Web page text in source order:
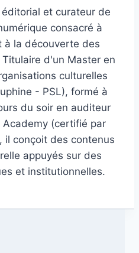
et curateur de
consacré à
la découverte des
d'un Master en
culturelles
- PSL), formé à
du soir en auditeur
(certifié par
il conçoit des contenus
appuyés sur des
et institutionnelles.